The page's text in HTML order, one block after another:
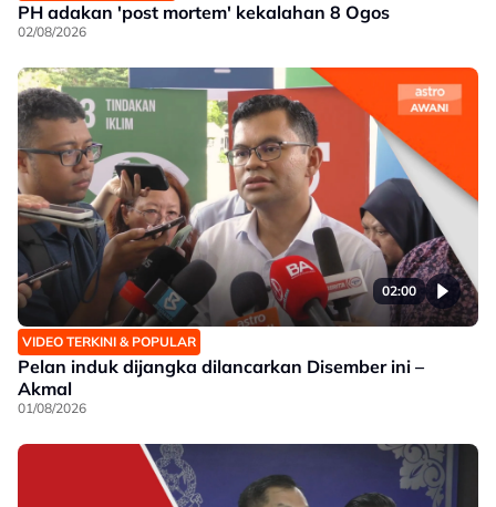
PH adakan 'post mortem' kekalahan 8 Ogos
02/08/2026
02:00
VIDEO TERKINI & POPULAR
Pelan induk dijangka dilancarkan Disember ini –
Akmal
01/08/2026